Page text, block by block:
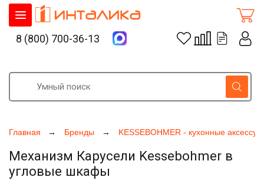
Главная Бренды KESSEBOHMER - кухонные
Механизм Карусели Kessebohmer в
угловые шкафы
8 (800) 700-36-13